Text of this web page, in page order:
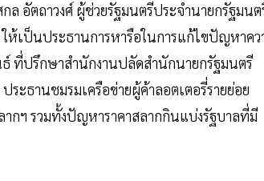
อัตถาวงศ์ ผู้ช่วยรัฐมนตรีประจำนายกรัฐมนต
ห้เป็นประธานการหารือในการแก้ไขปัญหาคว
ที่ปรึกษาสำนักงานปลัดสำนักนายกรัฐมนตรี
ธานชมรมเครือข่ายผู้ค้าลอตเตอรี่รายย่อย
กฯ รวมทั้งปัญหาราคาสลากกินแบ่งรัฐบาลที่มี